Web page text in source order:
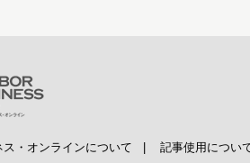
・オンラインについて 記事使用につい